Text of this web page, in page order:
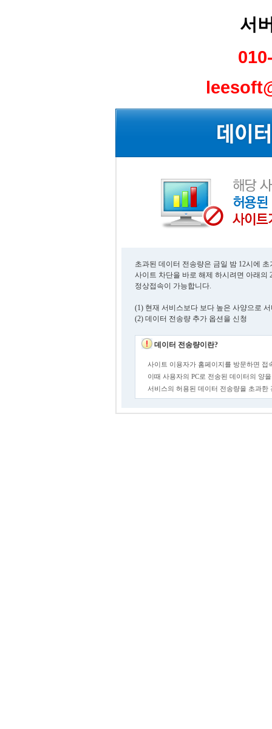
서
초과된 데이터 전송량은 금일 밤 12시에
사이트 차단을 바로 해제 하시려면 아래의
정상접속이 가능합니다.
(1) 현재 서비스보다 보다 높은 사양으로
(2) 데이터 전송량 추가 옵션을 신청
데이터 전송량이란?
사이트 이용자가 홈페이지를 방문하면 접
이때 사용자의 PC로 전송된 데이터의 양
서비스의 허용된 데이터 전송량을 초과